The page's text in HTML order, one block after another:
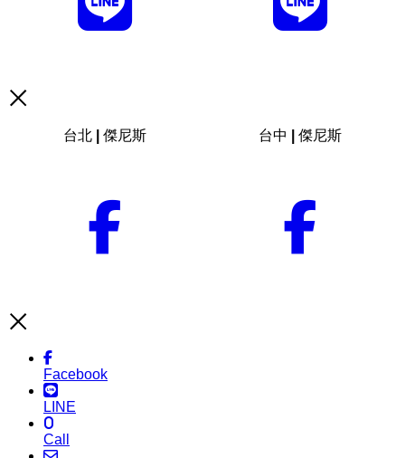
台北 | 傑尼斯 台中 | 傑尼斯
Facebook
LINE
Call